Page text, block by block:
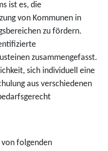
ist es, die
von Kommunen in
zu fördern.
zusammengefasst.
sich individuell eine
aus verschiedenen
von folgenden